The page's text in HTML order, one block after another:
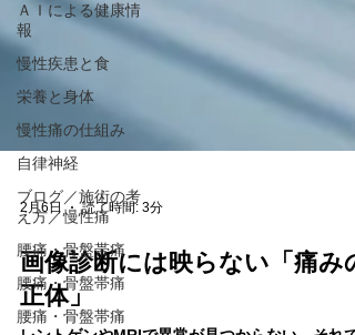
ＡＩによる健康情
報
慢性疾患と食
栄養と身体
慢性痛の仕組み
自律神経
ブログ／施術の考
え方／慢性痛
腰痛・骨盤帯痛
腰痛・骨盤帯痛
腰痛・骨盤帯痛
2月6日 読了時間: 3分
画像診断には映らない「痛みの